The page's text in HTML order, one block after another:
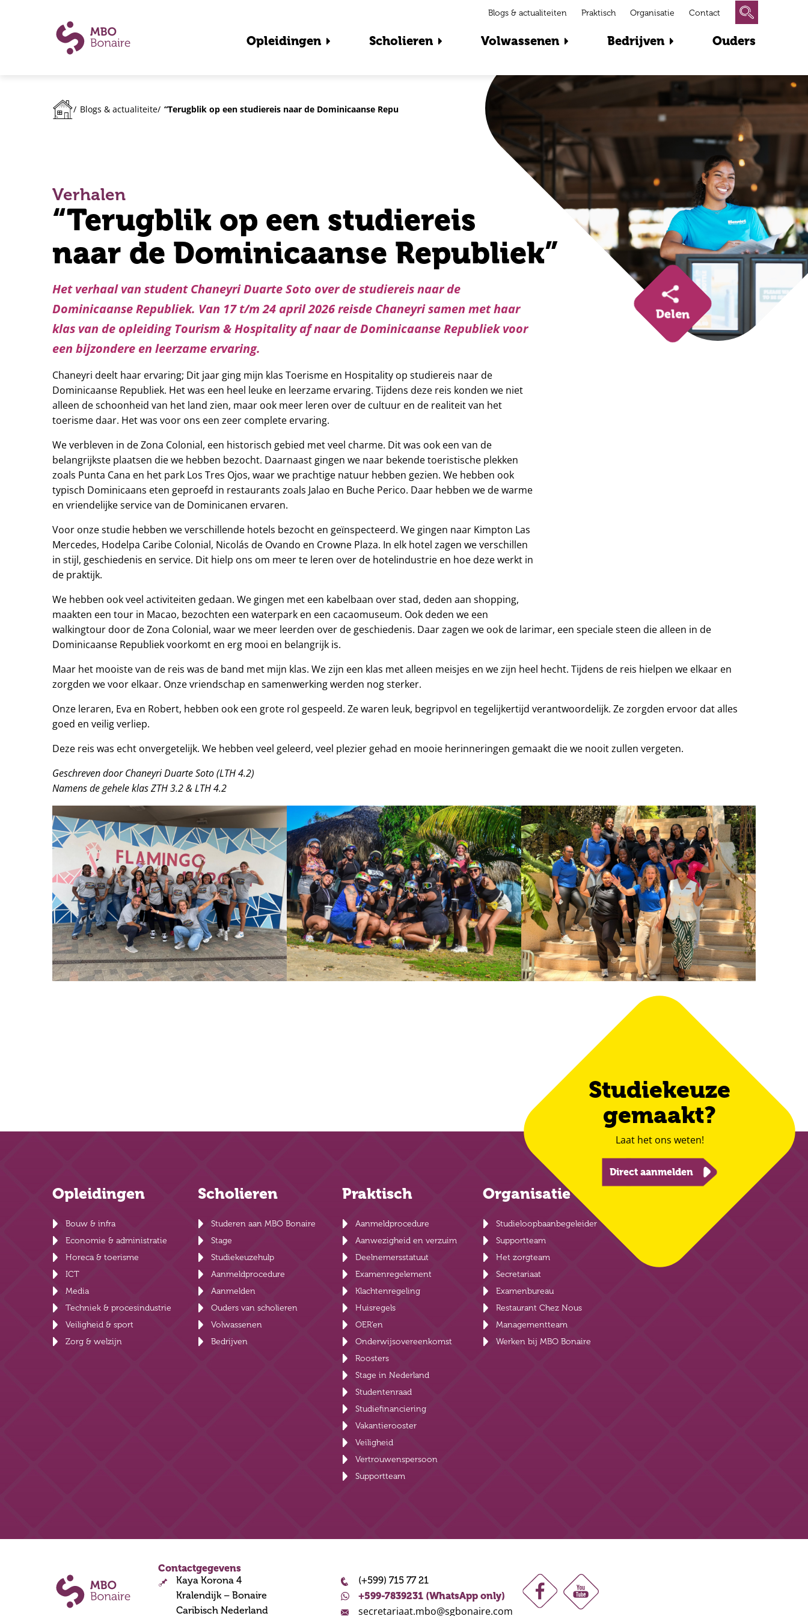
Opleidingen Scholieren Volwassenen Bedrijven Ouders
Blogs & actualiteiten Praktisch Organisatie Contact
Delen
/ Blogs & actualiteiten
/ “Terugblik op een studiereis naar de Dominicaanse Republiek”
Verhalen
“Terugblik op een studiereis
naar de Dominicaanse Republiek”
Het verhaal van student Chaneyri Duarte Soto over de studiereis naar de
Dominicaanse Republiek. Van 17 t/m 24 april 2026 reisde Chaneyri samen met haar
klas van de opleiding Tourism & Hospitality af naar de Dominicaanse Republiek voor
een bijzondere en leerzame ervaring.
Chaneyri deelt haar ervaring; Dit jaar ging mijn klas Toerisme en Hospitality op studiereis naar de
Dominicaanse Republiek. Het was een heel leuke en leerzame ervaring. Tijdens deze reis konden we niet
alleen de schoonheid van het land zien, maar ook meer leren over de cultuur en de realiteit van het
toerisme daar. Het was voor ons een zeer complete ervaring.
We verbleven in de Zona Colonial, een historisch gebied met veel charme. Dit was ook een van de
belangrijkste plaatsen die we hebben bezocht. Daarnaast gingen we naar bekende toeristische plekken
zoals Punta Cana en het park Los Tres Ojos, waar we prachtige natuur hebben gezien. We hebben ook
typisch Dominicaans eten geproefd in restaurants zoals Jalao en Buche Perico. Daar hebben we de warme
en vriendelijke service van de Dominicanen ervaren.
Voor onze studie hebben we verschillende hotels bezocht en geïnspecteerd. We gingen naar Kimpton Las
Mercedes, Hodelpa Caribe Colonial, Nicolás de Ovando en Crowne Plaza. In elk hotel zagen we verschillen
in stijl, geschiedenis en service. Dit hielp ons om meer te leren over de hotelindustrie en hoe deze werkt in
de praktijk.
We hebben ook veel activiteiten gedaan. We gingen met een kabelbaan over stad, deden aan shopping,
maakten een tour in Macao, bezochten een waterpark en een cacaomuseum. Ook deden we een
walkingtour door de Zona Colonial, waar we meer leerden over de geschiedenis. Daar zagen we ook de larimar, een speciale steen die alleen in de
Dominicaanse Republiek voorkomt en erg mooi en belangrijk is.
Maar het mooiste van de reis was de band met mijn klas. We zijn een klas met alleen meisjes en we zijn heel hecht. Tijdens de reis hielpen we elkaar en
zorgden we voor elkaar. Onze vriendschap en samenwerking werden nog sterker.
Onze leraren, Eva en Robert, hebben ook een grote rol gespeeld. Ze waren leuk, begripvol en tegelijkertijd verantwoordelijk. Ze zorgden ervoor dat alles
goed en veilig verliep.
Deze reis was echt onvergetelijk. We hebben veel geleerd, veel plezier gehad en mooie herinneringen gemaakt die we nooit zullen vergeten.
Geschreven door Chaneyri Duarte Soto (LTH 4.2)
Namens de gehele klas ZTH 3.2 & LTH 4.2
Studiekeuze
gemaakt?
Laat het ons weten!
Direct aanmelden
Opleidingen
Bouw & infra
Economie & administratie
Horeca & toerisme
ICT
Media
Techniek & procesindustrie
Veiligheid & sport
Zorg & welzijn
Scholieren
Studeren aan MBO Bonaire
Stage
Studiekeuzehulp
Aanmeldprocedure
Aanmelden
Ouders van scholieren
Volwassenen
Bedrijven
Praktisch
Aanmeldprocedure
Aanwezigheid en verzuim
Deelnemersstatuut
Examenregelement
Klachtenregeling
Huisregels
OER’en
Onderwijsovereenkomst
Roosters
Stage in Nederland
Studentenraad
Studiefinanciering
Vakantierooster
Veiligheid
Vertrouwenspersoon
Supportteam
Organisatie
Studieloopbaanbegeleider
Supportteam
Het zorgteam
Secretariaat
Examenbureau
Restaurant Chez Nous
Managementteam
Werken bij MBO Bonaire
Contactgegevens
Kaya Korona 4
Kralendijk – Bonaire
Caribisch Nederland
(+599) 715 77 21
+599-7839231 (WhatsApp only)
secretariaat.mbo@sgbonaire.com